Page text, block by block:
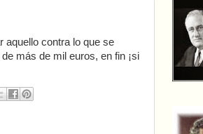
aquello contra lo que se
más de mil euros, en fin ¡si